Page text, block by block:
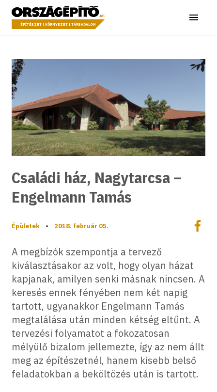
a tartalomhoz
Országépítő
ÉPÍTÉSZET | KÖRNYEZET | TÁRSADALOM Menü
Családi ház, Nagytarcsa –
Engelmann Tamás
Épületek • 2018. február 05.
A megbízók szempontja a tervező
kiválasztásakor az volt, hogy olyan házat
kapjanak, amilyen senki másnak nincsen. A
keresés ennek fényében nem két napig
tartott, ugyanakkor Engelmann Tamás
megtalálása után minden kétség eltűnt. A
tervezési folyamatot a fokozatosan
mélyülő bizalom jellemezte, így az nem állt
meg az építészetnél, hanem kisebb belső
feladatokban a beköltözés után is tartott.